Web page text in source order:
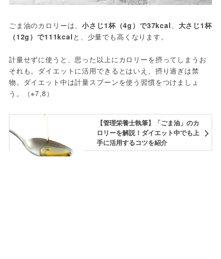
ごま油のカロリーは、小さじ1杯（4g）で37kcal
大さじ1杯
（12g）で111kcal と、少量でも高くなります。
計量せずに使うと、思った以上にカロリーを摂ってしまうお
それも。ダイエットに活用できるとはいえ、摂り過ぎは禁
物。ダイエット中は計量スプーンを使う習慣をつけましょ
う。（※7,8）
【管理栄養士執筆】「ごま油」のカ
ロリーを解説！ダイエット中でも上
手に活用するコツを紹介